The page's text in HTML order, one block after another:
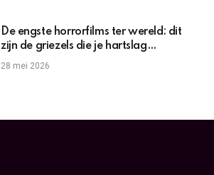
De engste horrorfilms ter wereld: dit
zijn de griezels die je hartslag
omhoogjagen
28 mei 2026